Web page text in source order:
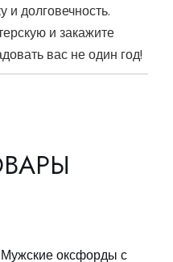
и долговечность.
и закажите
вас не один год!
Мужские оксфорды с